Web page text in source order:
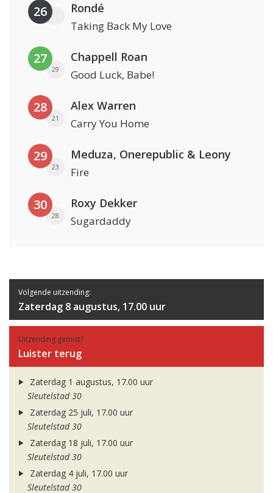
26 Rondé
Taking Back My Love
27
29
Chappell Roan
Good Luck, Babe!
28
21
Alex Warren
Carry You Home
29
23
Meduza, Onerepublic & Leony
Fire
30
28
Roxy Dekker
Sugardaddy
Volgende uitzending:
Zaterdag 8 augustus, 17.00 uur
Uitzending gemist?
Luister terug
Zaterdag 1 augustus, 17.00 uur
Sleutelstad 30
Zaterdag 25 juli, 17.00 uur
Sleutelstad 30
Zaterdag 18 juli, 17.00 uur
Sleutelstad 30
Zaterdag 4 juli, 17.00 uur
Sleutelstad 30